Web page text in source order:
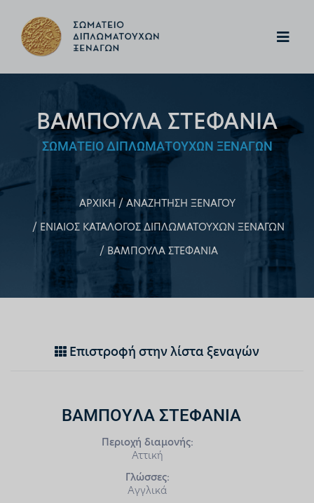
ΒΑΜΠΟΥΛΑ ΣΤΕΦΑΝΙΑ
ΣΩΜΑΤΕΙΟ ΔΙΠΛΩΜΑΤΟΥΧΩΝ ΞΕΝΑΓΩΝ
ΑΡΧΙΚΗ
ΑΝΑΖΗΤΗΣΗ ΞΕΝΑΓΟΥ
ΕΝΙΑΙΟΣ ΚΑΤΑΛΟΓΟΣ ΔΙΠΛΩΜΑΤΟΥΧΩΝ ΞΕΝΑΓΩΝ
ΒΑΜΠΟΥΛΑ ΣΤΕΦΑΝΙΑ
Επιστροφή στην λίστα ξεναγών
ΒΑΜΠΟΥΛΑ ΣΤΕΦΑΝΙΑ
Περιοχή διαμονής:
Αττική
Γλώσσες:
Αγγλικά